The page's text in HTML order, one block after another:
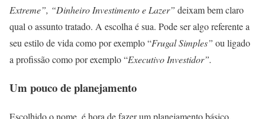
Extreme”, “Dinheiro Investimento e Lazer” deixam bem claro
qual o assunto tratado. A escolha é sua. Pode ser algo referente a
seu estilo de vida como por exemplo “Frugal Simples” ou ligado
a profissão como por exemplo “Executivo Investidor”.
Um pouco de planejamento
Escolhido o nome, é hora de fazer um planejamento básico.